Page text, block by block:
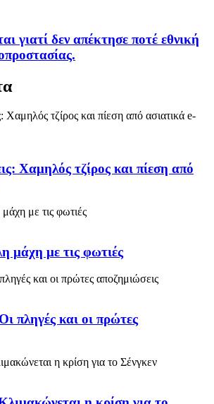
γιατί δεν απέκτησε ποτέ εθνική
Χαμηλός τζίρος και πίεση από
μάχη με τις φωτιές
πληγές και οι πρώτες